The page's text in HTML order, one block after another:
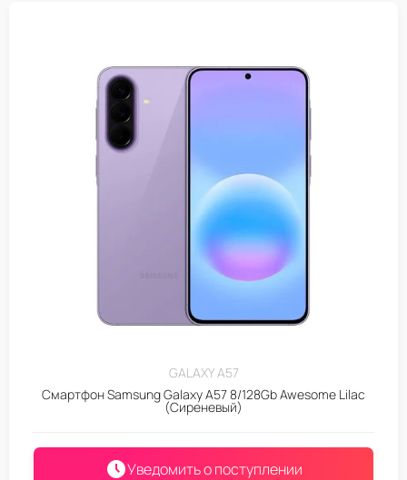
GALAXY A57
Смартфон Samsung Galaxy A57 8/128Gb Awesome Lilac
(Сиреневый)
Уведомить о поступлении